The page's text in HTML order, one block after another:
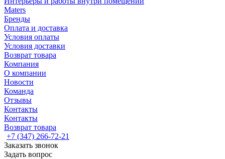
Maters
Бренды
Оплата и доставка
Условия оплаты
Условия доставки
Возврат товара
Компания
О компании
Новости
Команда
Отзывы
Контакты
Контакты
Возврат товара
+7 (347) 266-72-21
Заказать звонок
Задать вопрос